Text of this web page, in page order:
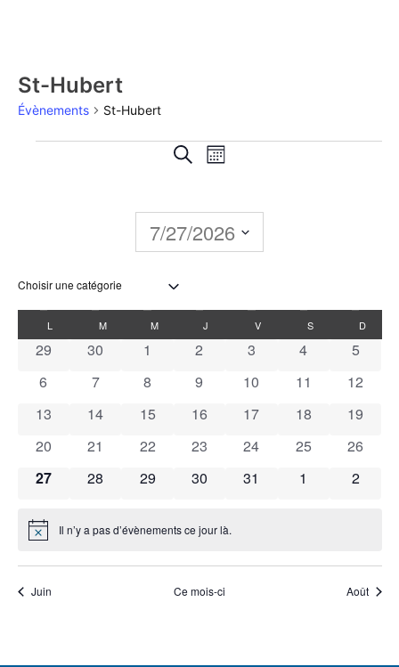
St-Hubert
Évènements St-Hubert
Recherche
navigation
vues
Évènements
RechercheNavigation
vues
Évènement
Mois
7/27/2026
Sélectionnez
une
date.Calendrier
de
Évènements
L M M J V S D
0 évènements
29 0 évènements
30 0 évènements
1 0 évènements
2 0 évènements
3 0 évènements
4 0
5
0 évènements
6 0 évènements
7 0 évènements
8 0 évènements
9 0 évènements
10 0 évènements
11 0
12
0 évènements
13 0 évènements
14 0 évènements
15 0 évènements
16 0 évènements
17 0 évènements
18 0
19
0 évènements
20 0 évènements
21 0 évènements
22 0 évènements
23 0 évènements
24 0 évènements
25 0
26
0 évènements
27 0 évènements
28 0 évènements
29 0 évènements
30 0 évènements
31 0 évènements
1 0
2
Notice Il n’y a pas d’évènements ce jour là.
Juin Ce mois-ci Août